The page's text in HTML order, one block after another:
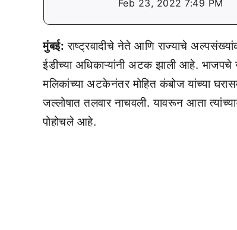
Feb 23, 2022 7:49 PM
मुंबई: राष्ट्रवादीचे नेते आणि राज्याचे
ईडीच्या अधिकाऱ्यांनी अटक झाली आहे.
मलिकांच्या अटकेनंतर मोहित कंबोज यांच्या
जल्लोषात तलवार नाचवली. यावरून आता
पोहोचले आहे.